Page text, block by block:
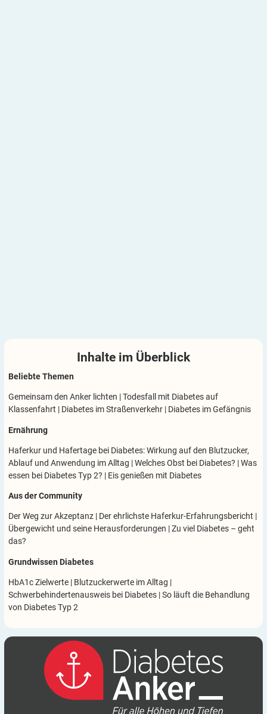
Inhalte im Überblick
Beliebte Themen
Gemeinsam den Anker lichten |Todesfall mit Diabetes auf
Klassenfahrt | Diabetes im Straßenverkehr | Diabetes im Gefängnis
Ernährung
Haferkur und Hafertage bei Diabetes: Wirkung auf den Blutzucker,
Ablauf und Anwendung im Alltag |Welches Obst bei Diabetes? |Was
essen bei Diabetes Typ 2? | Eis genießen mit Diabetes
Aus der Community
Der Weg zur Akzeptanz | Der ehrlichste Haferkur-Erfahrungsbericht |
Übergewicht und seine Herausforderungen |Zu viel Diabetes – geht
das?
Grundwissen Diabetes
HbA1c Zielwerte | Blutzuckerwerte im Alltag |
Schwerbehindertenausweis bei Diabetes |So läuft die Behandlung
von Diabetes Typ 2